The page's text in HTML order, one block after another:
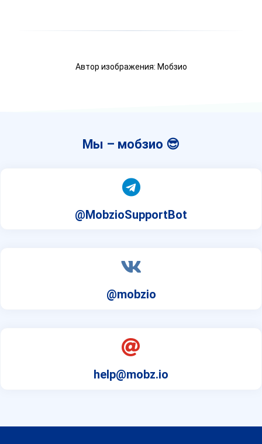
Автор изображения: Мобзио
Мы – мобзио 😎
@MobzioSupportBot
@mobzio
help@mobz.io